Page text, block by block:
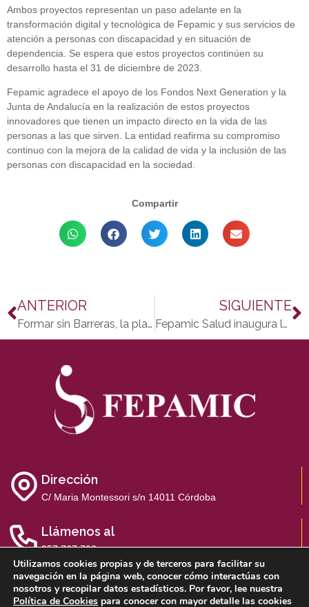
Ambos proyectos representan un paso adelante en la
transformación digital y tecnológica de Fepamic y sus servicios de
atención a personas con discapacidad y en situación de
dependencia. Se espera que estos proyectos continúen su
desarrollo hasta el 31 de diciembre de 2023.
Fepamic agradece el apoyo de los Fondos Next Generation y la
Junta de Andalucía en la realización de estos proyectos
innovadores que tienen un impacto directo en la vida de las
personas a las que sirven. La entidad reafirma su compromiso
continuo con la mejora de la calidad de vida y la inclusión de las
personas con discapacidad en la sociedad.
Compartir
ANTERIOR
Formar sin Barreras, la plataforma con la que el Centro de Formación Fepamic celebra su sexto aniversario de apertura
SIGUIENTE
Fepamic Salud inaugura la remodelación de la Unidad de Neurorehabilitación para incrementar su capacidad asistencial
Dirección
C/ Maria Montessori s/n 14011 Córdoba
Llámenos al
957 767 700
Utilizamos cookies propias y de terceros para facilitar su
navegación en la página web, conocer cómo interactúas con
nosotros y recopilar datos estadísticos. Por favor, lee nuestra
Política de Cookies para conocer con mayor detalle las cookies